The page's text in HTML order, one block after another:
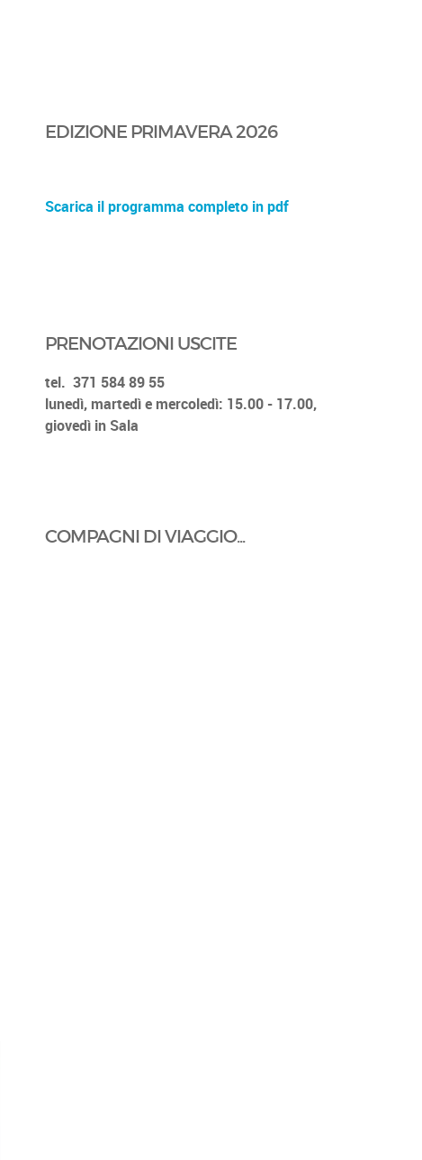
EDIZIONE PRIMAVERA 2026
Scarica il programma completo in pdf
PRENOTAZIONI USCITE
tel. 371 584 89 55
lunedì, martedì e mercoledì: 15.00 - 17.00,
giovedì in Sala
COMPAGNI DI VIAGGIO...